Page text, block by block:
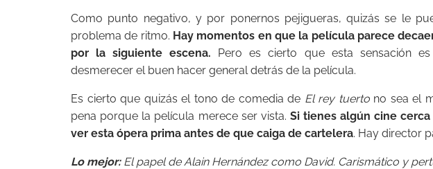
Como punto negativo, y por ponernos pejigueras, quizás se le
problema de ritmo. Hay momentos en que la película parece
por la siguiente escena. Pero es cierto que esta sensación
desmerecer el buen hacer general detrás de la película.
Es cierto que quizás el tono de comedia de El rey tuerto no sea el
pena porque la película merece ser vista. Si tienes algún cine
ver esta ópera prima antes de que caiga de cartelera. Hay director
Lo mejor:El papel de Alain Hernández como David. Carismático y